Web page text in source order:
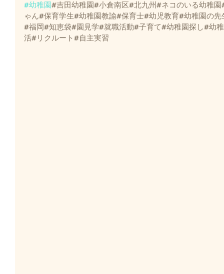
#幼稚園#吉田幼稚園#小倉南区#北九州#ネコのいる幼稚
ゃん#保育学生#幼稚園教諭#保育士#幼児教育#幼稚園の
#福岡#知恵袋#園見学#就職活動#子育て#幼稚園探し#幼
活#リクルート#自主実習